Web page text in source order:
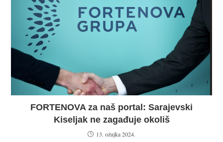
FORTENOVA za naš portal: Sarajevski
Kiseljak ne zagađuje okoliš
13. ožujka 2024.